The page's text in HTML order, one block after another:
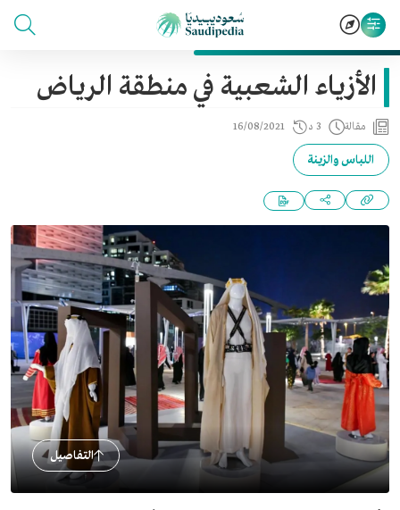
الأزياء الشعبية في منطقة الرياض
مقالة 3 د 16/08/2021
اللباس والزينة
التفاصيل